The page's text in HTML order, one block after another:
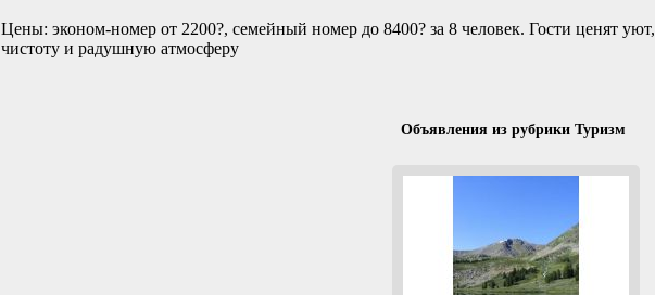
Цены: эконом-номер от 2200?, семейный номер до 8400? за 8 человек. Гости ценят уют,
чистоту и радушную атмосферу
Объявления из рубрики Туризм